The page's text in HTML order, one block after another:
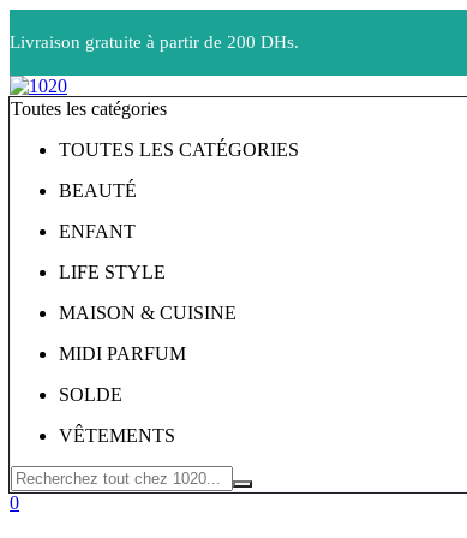
Livraison gratuite à partir de 200 DHs.
Toutes les catégories
TOUTES LES CATÉGORIES
BEAUTÉ
ENFANT
LIFE STYLE
MAISON & CUISINE
MIDI PARFUM
SOLDE
VÊTEMENTS
0